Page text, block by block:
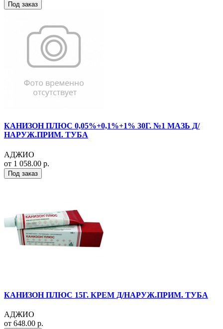
Под заказ
КАНИЗОН ПЛЮС 0,05%+0,1%+1% 30Г. №1 МАЗЬ Д/
НАРУЖ.ПРИМ. ТУБА
АДЖИО
от 1 058.00 р.
Под заказ
КАНИЗОН ПЛЮС 15Г. КРЕМ Д/НАРУЖ.ПРИМ. ТУБА
АДЖИО
от 648.00 р.